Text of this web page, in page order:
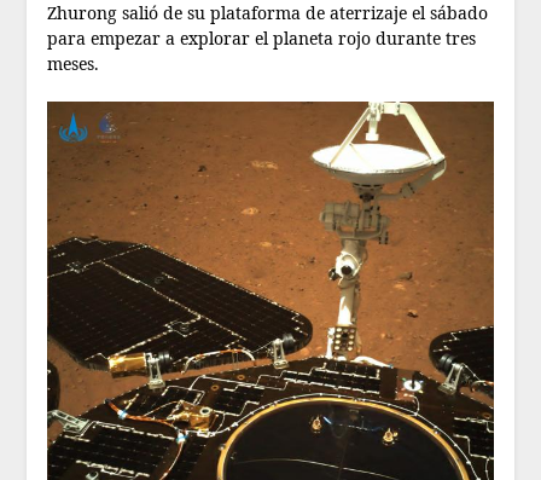
Zhurong salió de su plataforma de aterrizaje el sábado
para empezar a explorar el planeta rojo durante tres
meses.